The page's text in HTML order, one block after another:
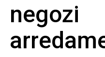
negozi